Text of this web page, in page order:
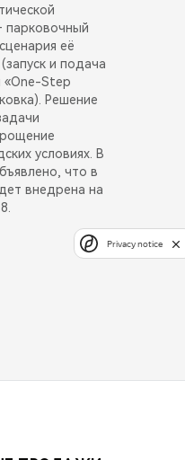
парковочный
её
и подача
«One-Step
Решение
условиях. В
что в
внедрена на
Privacy notice